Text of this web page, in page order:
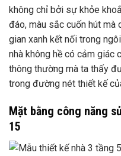
không chỉ bởi sự khỏe
đáo, màu sắc cuốn hút mà
gian xanh kết nối trong
nhà không hề có cảm giác
thông thường mà ta thấy
trong đường nét thiết kế
Mặt bằng công năng
15